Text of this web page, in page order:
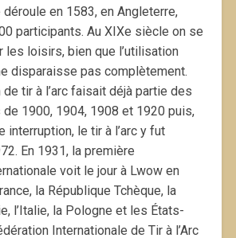
en 1583, en Angleterre,
participants. Au XIXe siècle on se
les loisirs, bien que l’utilisation
disparaisse pas complètement.
tir à l’arc faisait déjà partie des
1900, 1904, 1908 et 1920 puis,
interruption, le tir à l’arc y fut
En 1931, la première
voit le jour à Lwow en
la République Tchèque, la
l’Italie, la Pologne et les États-
Internationale de Tir à l’Arc